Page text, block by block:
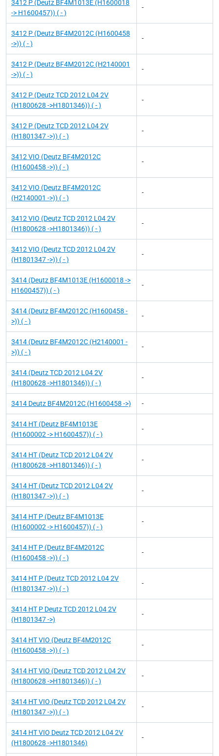
3412 P (Deutz BF4M1013E (H1600018
-> H1600457)) ( - )
-
3412 P (Deutz BF4M2012C (H1600458
->)) ( - )
-
3412 P (Deutz BF4M2012C (H2140001
->)) ( - )
-
3412 P (Deutz TCD 2012 L04 2V
(H1800628 ->H1801346)) ( - )
-
3412 P (Deutz TCD 2012 L04 2V
(H1801347 ->)) ( - )
-
3412 VIO (Deutz BF4M2012C
(H1600458 ->)) ( - )
-
3412 VIO (Deutz BF4M2012C
(H2140001 ->)) ( - )
-
3412 VIO (Deutz TCD 2012 L04 2V
(H1800628 ->H1801346)) ( - )
-
3412 VIO (Deutz TCD 2012 L04 2V
(H1801347 ->)) ( - )
-
3414 (Deutz BF4M1013E (H1600018 ->
H1600457)) ( - )
-
3414 (Deutz BF4M2012C (H1600458 -
>)) ( - )
-
3414 (Deutz BF4M2012C (H2140001 -
>)) ( - )
-
3414 (Deutz TCD 2012 L04 2V
(H1800628 ->H1801346)) ( - )
-
3414 Deutz BF4M2012C (H1600458 ->) -
3414 HT (Deutz BF4M1013E
(H1600002 -> H1600457)) ( - )
-
3414 HT (Deutz TCD 2012 L04 2V
(H1800628 ->H1801346)) ( - )
-
3414 HT (Deutz TCD 2012 L04 2V
(H1801347 ->)) ( - )
-
3414 HT P (Deutz BF4M1013E
(H1600002 -> H1600457)) ( - )
-
3414 HT P (Deutz BF4M2012C
(H1600458 ->)) ( - )
-
3414 HT P (Deutz TCD 2012 L04 2V
(H1801347 ->)) ( - )
-
3414 HT P Deutz TCD 2012 L04 2V
(H1801347 ->)
-
3414 HT VIO (Deutz BF4M2012C
(H1600458 ->)) ( - )
-
3414 HT VIO (Deutz TCD 2012 L04 2V
(H1800628 ->H1801346)) ( - )
-
3414 HT VIO (Deutz TCD 2012 L04 2V
(H1801347 ->)) ( - )
-
3414 HT VIO Deutz TCD 2012 L04 2V
(H1800628 ->H1801346)
-